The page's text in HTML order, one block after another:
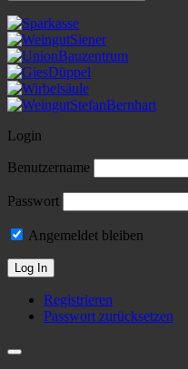
Login
Benutzername
Passwort
Angemeldet bleiben
Registrieren
Passwort zurücksetzen